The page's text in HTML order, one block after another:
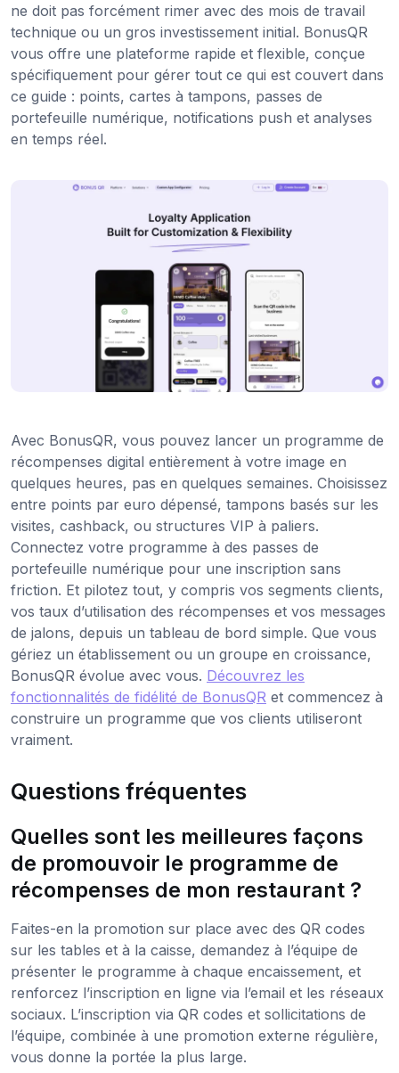
ne doit pas forcément rimer avec des mois de travail
technique ou un gros investissement initial. BonusQR
vous offre une plateforme rapide et flexible, conçue
spécifiquement pour gérer tout ce qui est couvert dans
ce guide : points, cartes à tampons, passes de
portefeuille numérique, notifications push et analyses
en temps réel.
Avec BonusQR, vous pouvez lancer un programme de
récompenses digital entièrement à votre image en
quelques heures, pas en quelques semaines. Choisissez
entre points par euro dépensé, tampons basés sur les
visites, cashback, ou structures VIP à paliers.
Connectez votre programme à des passes de
portefeuille numérique pour une inscription sans
friction. Et pilotez tout, y compris vos segments clients,
vos taux d’utilisation des récompenses et vos messages
de jalons, depuis un tableau de bord simple. Que vous
gériez un établissement ou un groupe en croissance,
BonusQR évolue avec vous. Découvrez les
fonctionnalités de fidélité de BonusQR et commencez à
construire un programme que vos clients utiliseront
vraiment.
Questions fréquentes
Quelles sont les meilleures façons
de promouvoir le programme de
récompenses de mon restaurant ?
Faites-en la promotion sur place avec des QR codes
sur les tables et à la caisse, demandez à l’équipe de
présenter le programme à chaque encaissement, et
renforcez l’inscription en ligne via l’email et les réseaux
sociaux. L’inscription via QR codes et sollicitations de
l’équipe, combinée à une promotion externe régulière,
vous donne la portée la plus large.